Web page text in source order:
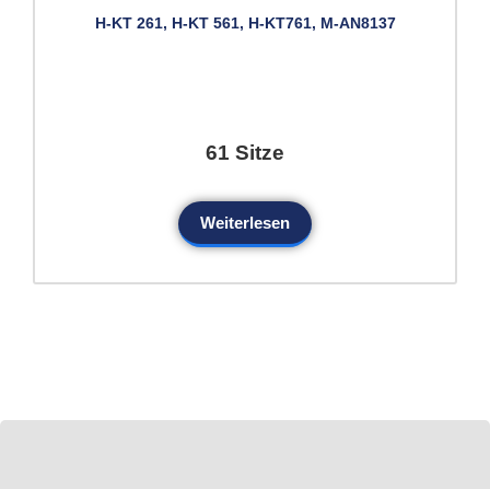
H-KT 261, H-KT 561, H-KT761, M-AN8137
61 Sitze
Weiterlesen